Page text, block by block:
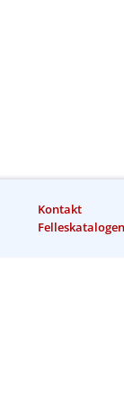
Kontakt
Felleskatalogen